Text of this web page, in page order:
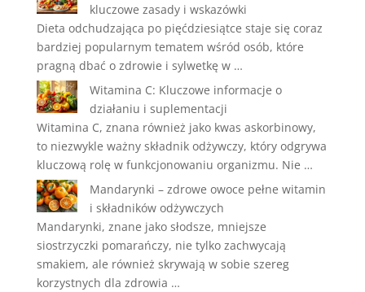
kluczowe zasady i wskazówki
Dieta odchudzająca po pięćdziesiątce staje się coraz
bardziej popularnym tematem wśród osób, które
pragną dbać o zdrowie i sylwetkę w …
Witamina C: Kluczowe informacje o
działaniu i suplementacji
Witamina C, znana również jako kwas askorbinowy,
to niezwykle ważny składnik odżywczy, który odgrywa
kluczową rolę w funkcjonowaniu organizmu. Nie …
Mandarynki – zdrowe owoce pełne witamin
i składników odżywczych
Mandarynki, znane jako słodsze, mniejsze
siostrzyczki pomarańczy, nie tylko zachwycają
smakiem, ale również skrywają w sobie szereg
korzystnych dla zdrowia …